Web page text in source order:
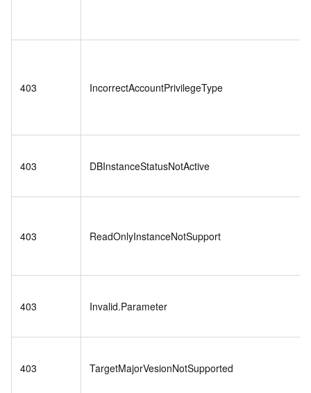
403 IncorrectAccountPrivilegeType
403 DBInstanceStatusNotActive
403 ReadOnlyInstanceNotSupport
403 Invalid.Parameter
403 TargetMajorVesionNotSupported